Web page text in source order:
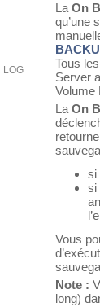
LOG
LaOn
qu’une
Tous
Server
Volume
LaOn
si
si
Vous
Note :
long)